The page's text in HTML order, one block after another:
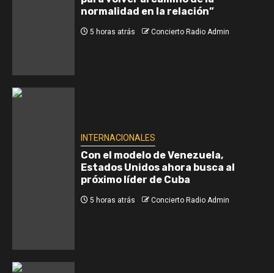
normalidad en la relación”
5 horas atrás Concierto Radio Admin
INTERNACIONALES
Con el modelo de Venezuela,
Estados Unidos ahora busca al
próximo líder de Cuba
5 horas atrás Concierto Radio Admin